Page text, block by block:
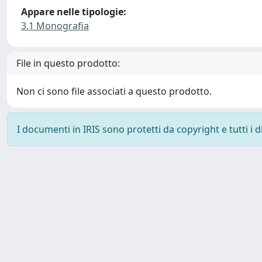
Appare nelle tipologie:
3.1 Monografia
File in questo prodotto:
Non ci sono file associati a questo prodotto.
I documenti in IRIS sono protetti da copyright e tutti i